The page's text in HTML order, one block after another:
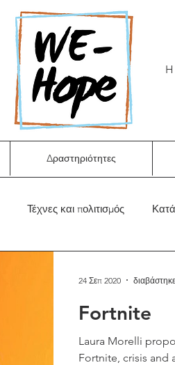
Δραστηριότητες
Τέχνες και πολιτισμός
Fortnite
Laura Morelli
Fortnite, crisis and
24 Σεπ 2020